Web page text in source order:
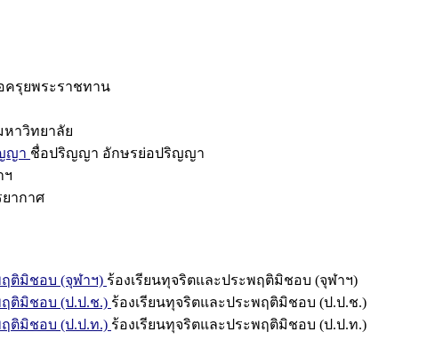
ครุยพระราชทาน
หาวิทยาลัย
ญา ชื่อปริญญา อักษรย่อปริญญา
ฯ
ากาศ
ฤติมิชอบ (จุฬาฯ) ร้องเรียนทุจริตและประพฤติมิชอบ (จุฬาฯ)
ฤติมิชอบ (ป.ป.ช.) ร้องเรียนทุจริตและประพฤติมิชอบ (ป.ป.ช.)
ฤติมิชอบ (ป.ป.ท.) ร้องเรียนทุจริตและประพฤติมิชอบ (ป.ป.ท.)